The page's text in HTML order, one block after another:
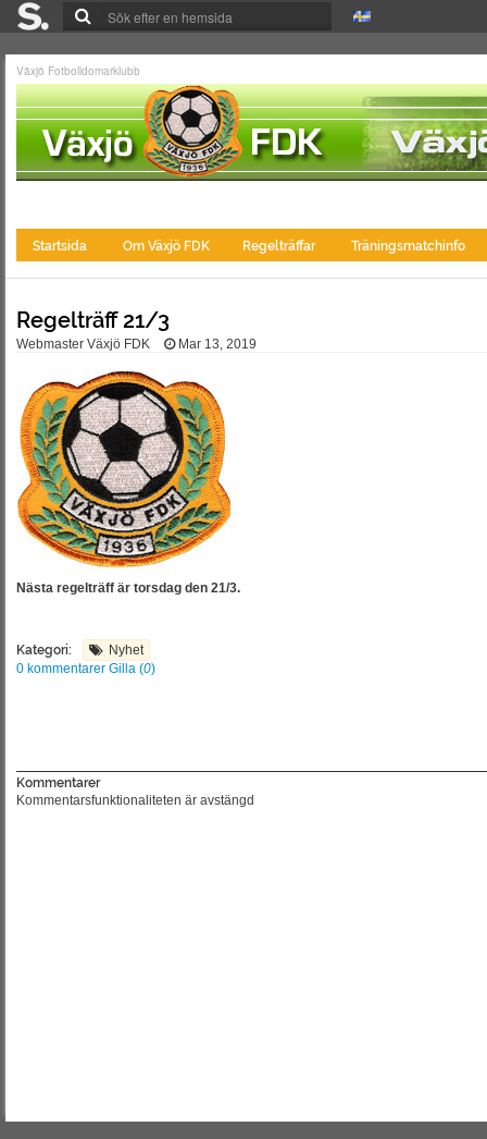
Växjö Fotbolldomarklubb
Startsida Om Växjö FDK Regelträffar Träningsmatchinfo
Regelträff 21/3
Webmaster Växjö FDK Mar 13, 2019
Nästa regelträff är torsdag den 21/3.
Kategori:
Nyhet
0 kommentarer Gilla (0)
Kommentarer
Kommentarsfunktionaliteten är avstängd